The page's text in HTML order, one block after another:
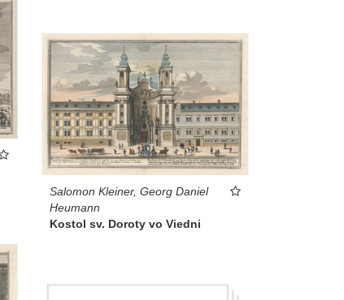
Salomon Kleiner, Georg Daniel
Heumann
Kostol sv. Doroty vo Viedni